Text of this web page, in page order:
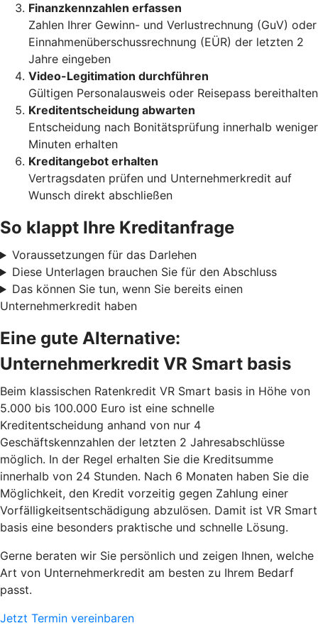
Finanzkennzahlen erfassen
Zahlen Ihrer Gewinn- und Verlustrechnung (GuV) oder
Einnahmenüberschussrechnung (EÜR) der letzten 2
Jahre eingeben
Video-Legitimation durchführen
Gültigen Personalausweis oder Reisepass bereithalten
Kreditentscheidung abwarten
Entscheidung nach Bonitätsprüfung innerhalb weniger
Minuten erhalten
Kreditangebot erhalten
Vertragsdaten prüfen und Unternehmerkredit auf
Wunsch direkt abschließen
So klappt Ihre Kreditanfrage
Voraussetzungen für das Darlehen
Diese Unterlagen brauchen Sie für den Abschluss
Das können Sie tun, wenn Sie bereits einen
Unternehmerkredit haben
Eine gute Alternative:
Unternehmerkredit VR Smart basis
Beim klassischen Ratenkredit VR Smart basis in Höhe von
5.000 bis 100.000 Euro ist eine schnelle
Kreditentscheidung anhand von nur 4
Geschäftskennzahlen der letzten 2 Jahresabschlüsse
möglich. In der Regel erhalten Sie die Kreditsumme
innerhalb von 24 Stunden. Nach 6 Monaten haben Sie die
Möglichkeit, den Kredit vorzeitig gegen Zahlung einer
Vorfälligkeitsentschädigung abzulösen. Damit ist VR Smart
basis eine besonders praktische und schnelle Lösung.
Gerne beraten wir Sie persönlich und zeigen Ihnen, welche
Art von Unternehmerkredit am besten zu Ihrem Bedarf
passt.
Jetzt Termin vereinbaren